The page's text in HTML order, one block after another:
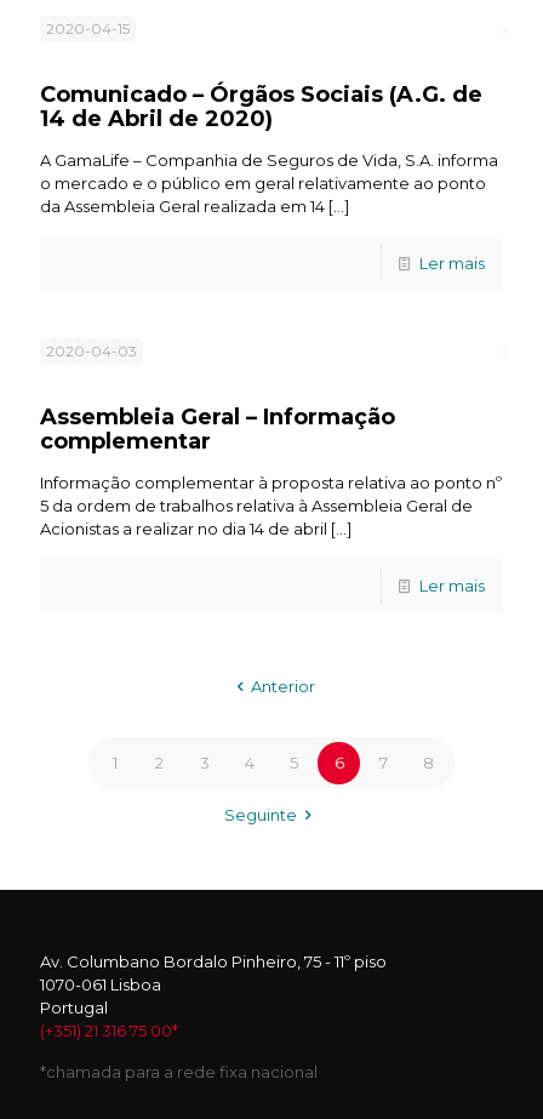
2020-04-15
Comunicado – Órgãos Sociais (A.G. de
14 de Abril de 2020)
A GamaLife – Companhia de Seguros de Vida, S.A. informa
o mercado e o público em geral relativamente ao ponto
da Assembleia Geral realizada em 14 […]
Ler mais
2020-04-03
Assembleia Geral – Informação
complementar
Informação complementar à proposta relativa ao ponto nº
5 da ordem de trabalhos relativa à Assembleia Geral de
Acionistas a realizar no dia 14 de abril […]
Ler mais
Anterior
1 2 3 4 5 6 7 8
Seguinte
Av. Columbano Bordalo Pinheiro, 75 - 11º piso
1070-061 Lisboa
Portugal
(+351) 21 316 75 00*
*chamada para a rede fixa nacional